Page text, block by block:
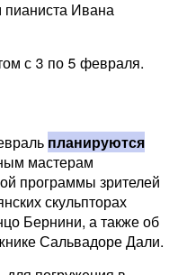
Ивана
с 3 по 5 февраля.
планируются
мастерам
программы зрителей
скульпторах
Бернини, а также об
Сальвадоре Дали.